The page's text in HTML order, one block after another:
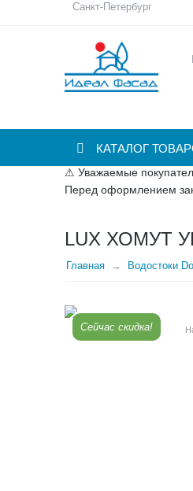
Санкт-Петербург
КАТАЛОГ
⚠ Уважаемые
Перед оформлением
LUX ХОМУТ
Главная Водостоки
Сейчас скидка!